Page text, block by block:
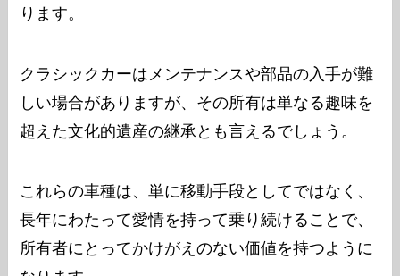
ります。
クラシックカーはメンテナンスや部品の入手が難
しい場合がありますが、その所有は単なる趣味を
超えた文化的遺産の継承とも言えるでしょう。
これらの車種は、単に移動手段としてではなく、
長年にわたって愛情を持って乗り続けることで、
所有者にとってかけがえのない価値を持つように